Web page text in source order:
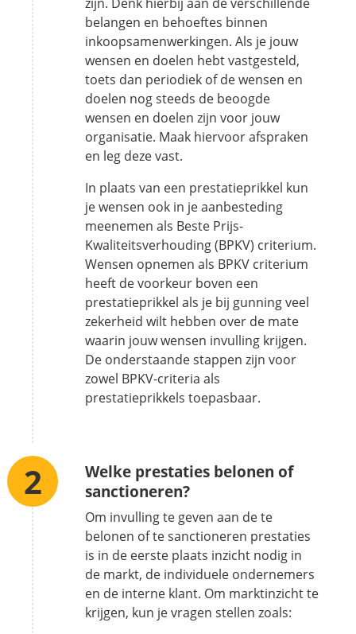
belangen en behoeftes binnen
inkoopsamenwerkingen. Als je jouw
wensen en doelen hebt vastgesteld,
toets dan periodiek of de wensen en
doelen nog steeds de beoogde
wensen en doelen zijn voor jouw
organisatie. Maak hiervoor afspraken
en leg deze vast.
In plaats van een prestatieprikkel kun
je wensen ook in je aanbesteding
meenemen als Beste Prijs-
Kwaliteitsverhouding (BPKV) criterium.
Wensen opnemen als BPKV criterium
heeft de voorkeur boven een
prestatieprikkel als je bij gunning veel
zekerheid wilt hebben over de mate
waarin jouw wensen invulling krijgen.
De onderstaande stappen zijn voor
zowel BPKV-criteria als
prestatieprikkels toepasbaar.
Welke prestaties belonen of
sanctioneren?
Om invulling te geven aan de te
belonen of te sanctioneren prestaties
is in de eerste plaats inzicht nodig in
de markt, de individuele ondernemers
en de interne klant. Om marktinzicht te
krijgen, kun je vragen stellen zoals: